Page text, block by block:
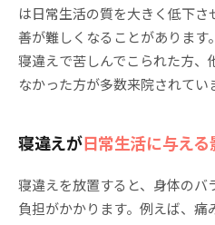
は日常生活の質を大きく低下
善が難しくなることがありま
寝違えで苦しんでこられた方
なかった方が多数来院されてい
寝違えが日常生活に与える
寝違えを放置すると、身体のバ
負担がかかります。例えば、痛